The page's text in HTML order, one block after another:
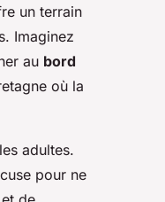
un terrain
Imaginez
au bord
où la
adultes.
pour ne